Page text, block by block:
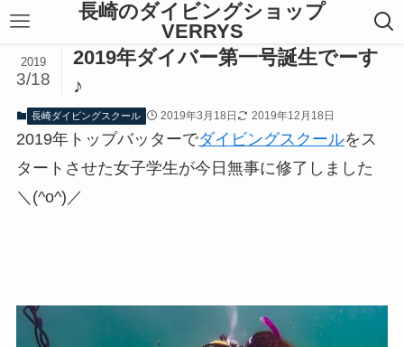
長崎のダイビングショップ
VERRYS
2019年ダイバー第一号誕生でーす
♪
2019
3/18
長崎ダイビングスクール 2019年3月18日 2019年12月18日
2019年トップバッターでダイビングスクールをス
タートさせた女子学生が今日無事に修了しました
＼(^o^)／